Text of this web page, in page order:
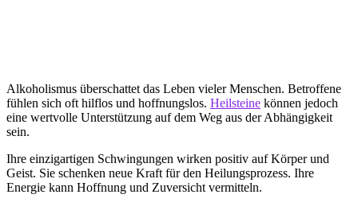
Alkoholismus überschattet das Leben vieler Menschen. Betroffene
fühlen sich oft hilflos und hoffnungslos. Heilsteine können jedoch
eine wertvolle Unterstützung auf dem Weg aus der Abhängigkeit
sein.
Ihre einzigartigen Schwingungen wirken positiv auf Körper und
Geist. Sie schenken neue Kraft für den Heilungsprozess. Ihre
Energie kann Hoffnung und Zuversicht vermitteln.